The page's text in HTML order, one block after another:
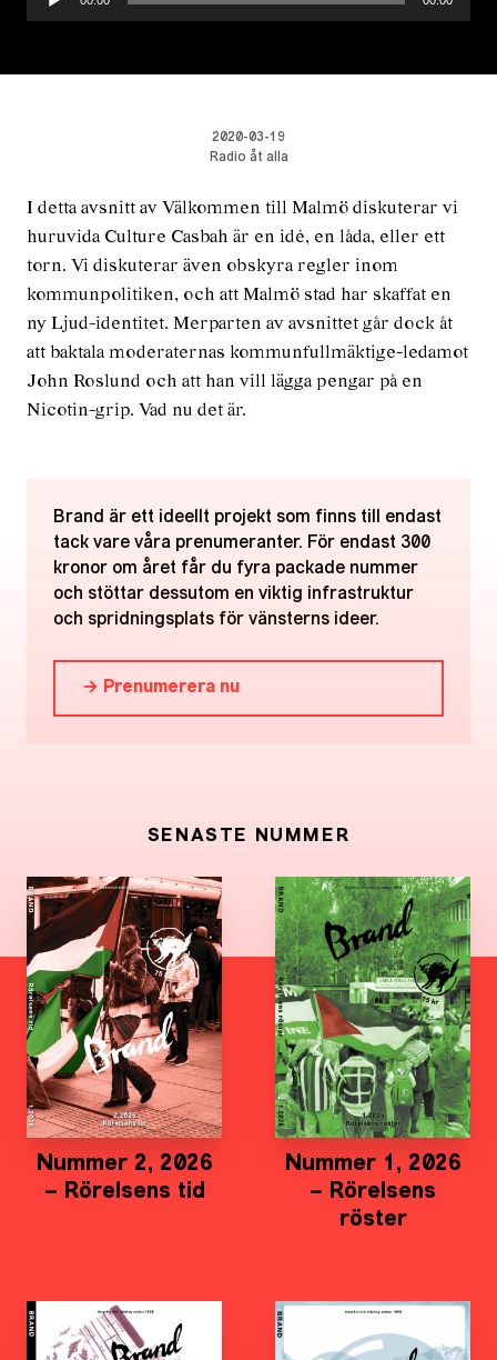
2020-03-19
Radio åt alla
I detta avsnitt av Välkommen till Malmö diskuterar vi
huruvida Culture Casbah är en idé, en låda, eller ett
torn. Vi diskuterar även obskyra regler inom
kommunpolitiken, och att Malmö stad har skaffat en
ny Ljud-identitet. Merparten av avsnittet går dock åt
att baktala moderaternas kommunfullmäktige-ledamot
John Roslund och att han vill lägga pengar på en
Nicotin-grip. Vad nu det är.
Brand är ett ideellt projekt som finns till endast
tack vare våra prenumeranter. För endast 300
kronor om året får du fyra packade nummer
och stöttar dessutom en viktig infrastruktur
och spridningsplats för vänsterns ideer.
→ Prenumerera nu
SENASTE NUMMER
Nummer 2, 2026
– Rörelsens tid
Nummer 1, 2026
– Rörelsens
röster